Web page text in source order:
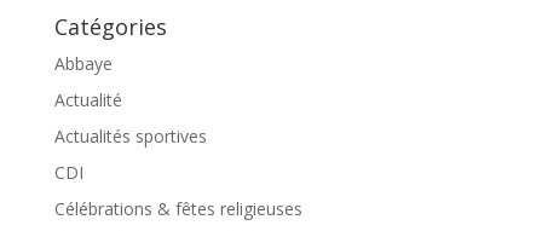
Catégories
Abbaye
Actualité
Actualités sportives
CDI
Célébrations & fêtes religieuses